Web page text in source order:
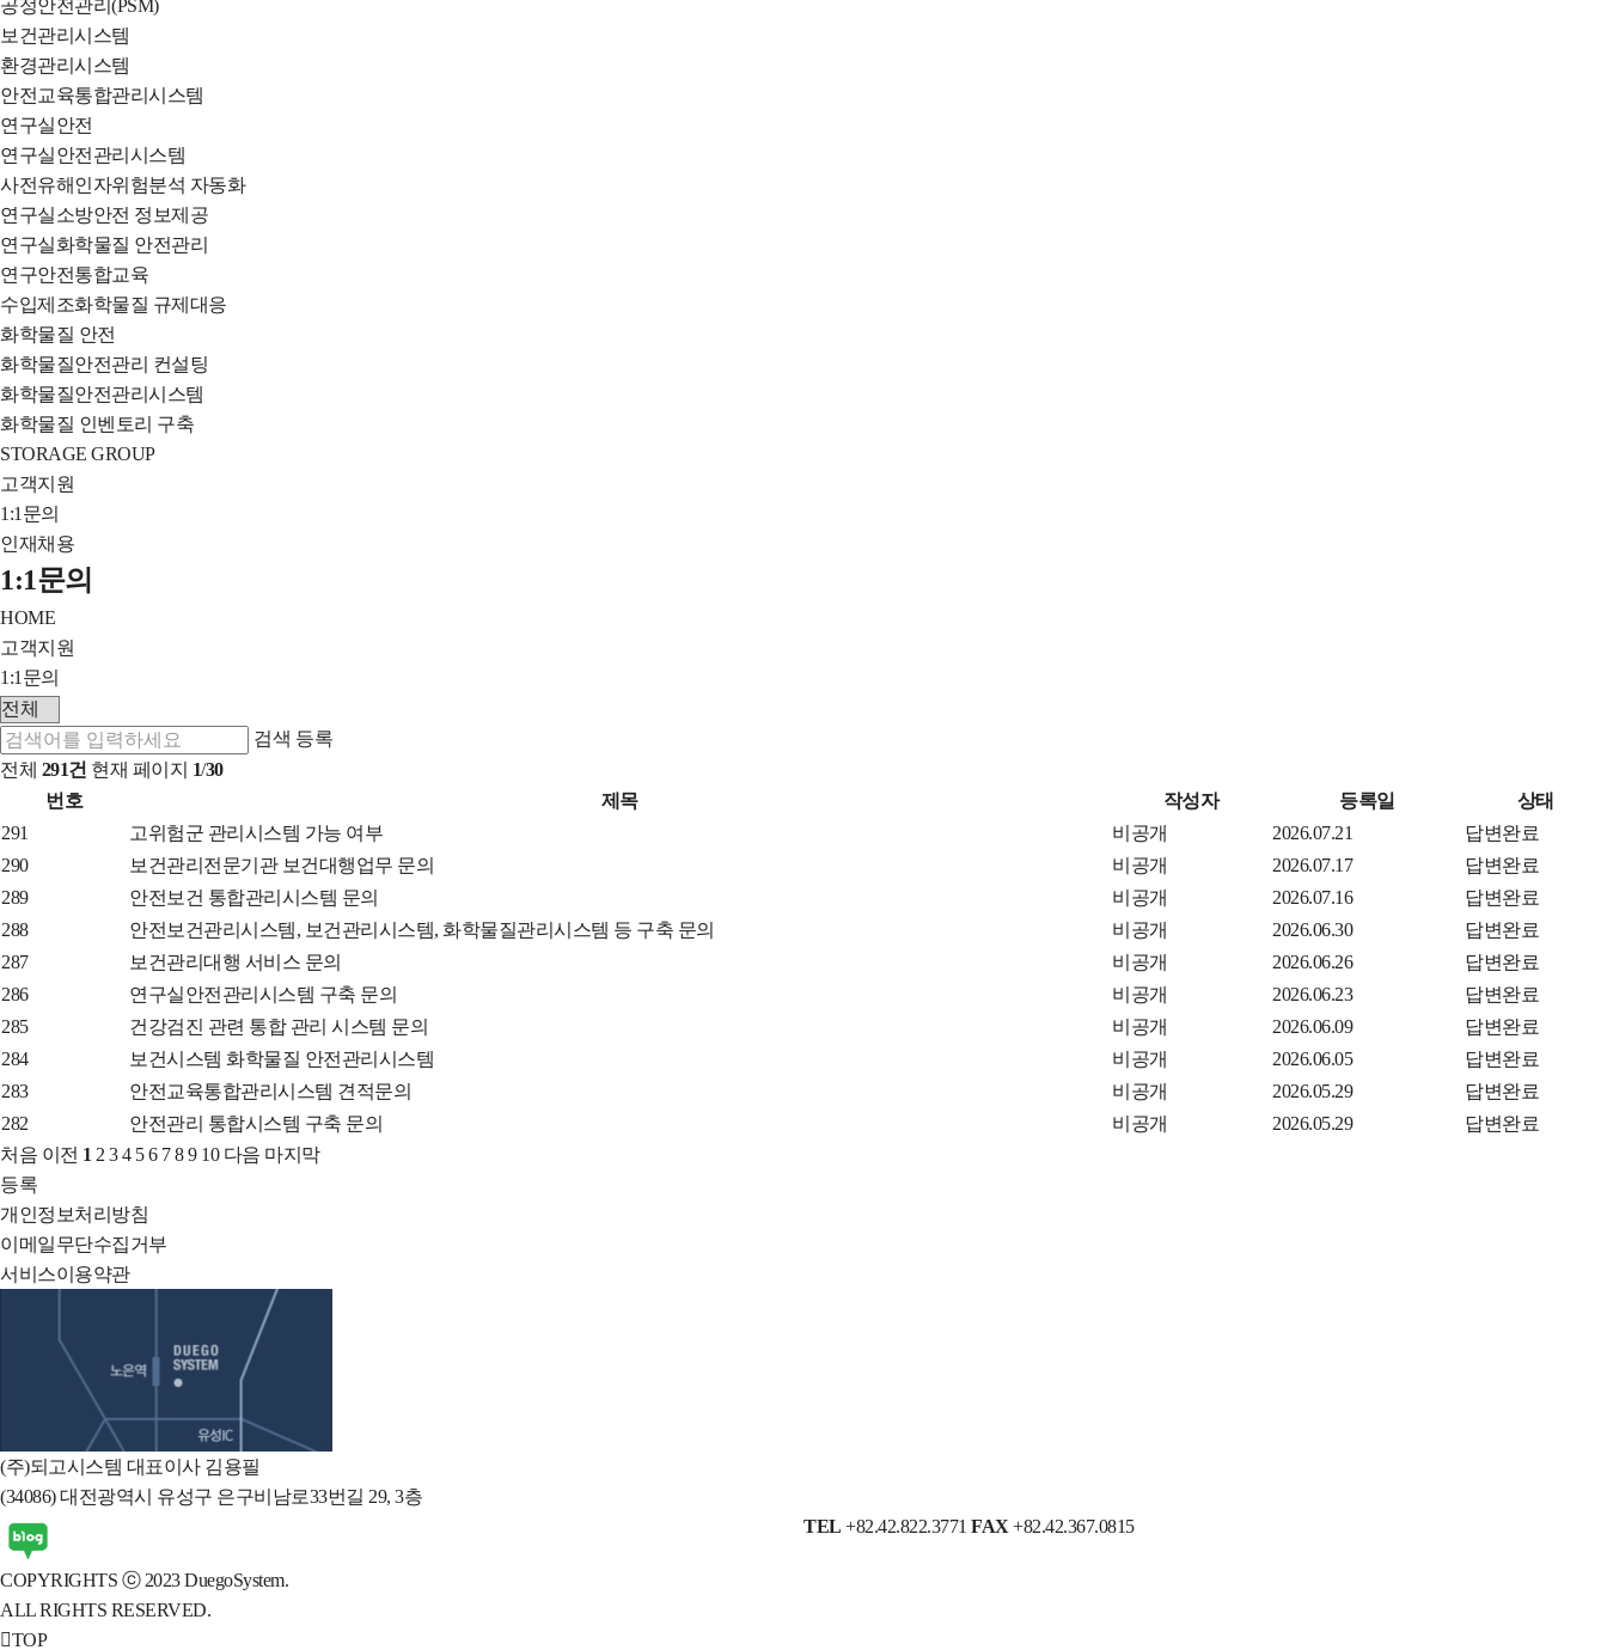
공정안전관리(PSM)
보건관리시스템
환경관리시스템
안전교육통합관리시스템
연구실안전
연구실안전관리시스템
사전유해인자위험분석 자동화
연구실소방안전 정보제공
연구실화학물질 안전관리
연구안전통합교육
수입제조화학물질 규제대응
화학물질 안전
화학물질안전관리 컨설팅
화학물질안전관리시스템
화학물질 인벤토리 구축
STORAGE GROUP
고객지원
1:1문의
인재채용
전
뉴
닫
기
1:1문의
HOME
고객지원
1:1문의
검
색
검색 등록
전체 291건 현재 페이지 1/30
목
록
-
번
작
성
자,
등
록
일,
조
회
수,
번호 제목 작성자 등록일
상태
291
비
밀
글
고위험군 관리시스템 가능 여부 비공개 2026.07.21
답변완료
290
비
밀
글
보건관리전문기관 보건대행업무 문의 비공개 2026.07.17
답변완료
289
비
밀
글
안전보건 통합관리시스템 문의 비공개 2026.07.16
답변완료
288
비
밀
글
안전보건관리시스템, 보건관리시스템, 화학물질관리시스템 등 구축 문의 비공개 2026.06.30
답변완료
287
비
밀
글
보건관리대행 서비스 문의 비공개 2026.06.26
답변완료
286
비
밀
글
연구실안전관리시스템 구축 문의 비공개 2026.06.23
답변완료
285
비
밀
글
건강검진 관련 통합 관리 시스템 문의 비공개 2026.06.09
답변완료
284
비
밀
글
보건시스템 화학물질 안전관리시스템 비공개 2026.06.05
답변완료
283
비
밀
글
안전교육통합관리시스템 견적문의 비공개 2026.05.29
답변완료
282
비
밀
안전관리 통합시스템 구축 문의 비공개 2026.05.29
답변완료
처음 이전 1 2 3 4 5 6 7 8 9 10 다음 마지막
등록
개인정보처리방침
이메일무단수집거부
서비스이용약관
(주)되고시스템 대표이사 김용필
(34086) 대전광역시 유성구 은구비남로33번길 29, 3층
TEL +82.42.822.3771 FAX +82.42.367.0815
COPYRIGHTS ⓒ 2023 DuegoSystem.
ALL RIGHTS RESERVED.
TOP